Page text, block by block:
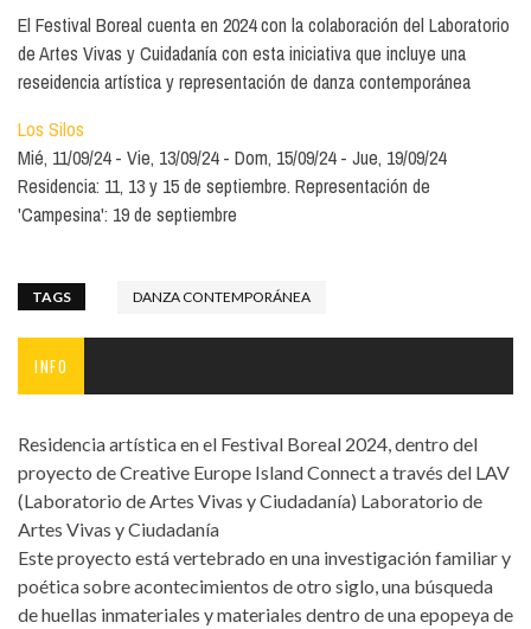
El Festival Boreal cuenta en 2024 con la colaboración del Laboratorio
de Artes Vivas y Cuidadanía con esta iniciativa que incluye una
reseidencia artística y representación de danza contemporánea
Los Silos
Mié, 11/09/24
Vie, 13/09/24 Dom, 15/09/24
Jue, 19/09/24
Residencia: 11, 13 y 15 de septiembre. Representación de
'Campesina': 19 de septiembre
TAGS DANZA CONTEMPORÁNEA
INFO
Residencia artística en el Festival Boreal 2024, dentro del
proyecto de Creative Europe Island Connect a través del LAV
(Laboratorio de Artes Vivas y Ciudadanía) Laboratorio de
Artes Vivas y Ciudadanía
Este proyecto está vertebrado en una investigación familiar y
poética sobre acontecimientos de otro siglo, una búsqueda
de huellas inmateriales y materiales dentro de una epopeya de